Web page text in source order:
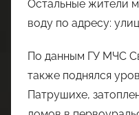
Остальные жители
воду по адресу:
По данным ГУ МЧС
также поднялся
Патрушихе,